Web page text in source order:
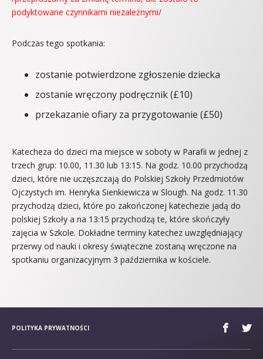
podyktowane czynnikami niezależnymi/
Podczas tego spotkania:
zostanie potwierdzone zgłoszenie dziecka
zostanie wręczony podręcznik (£10)
przekazanie ofiary za przygotowanie (£50)
Katecheza do dzieci ma miejsce w soboty w Parafii w jednej z
trzech grup: 10.00, 11.30 lub 13:15. Na godz. 10.00 przychodzą
dzieci, które nie uczęszczają do Polskiej Szkoły Przedmiotów
Ojczystych im. Henryka Sienkiewicza w Slough. Na godz. 11.30
przychodzą dzieci, które po zakończonej katechezie jadą do
polskiej Szkoły a na 13:15 przychodzą te, które skończyły
zajęcia w Szkole. Dokładne terminy katechez uwzględniający
przerwy od nauki i okresy świąteczne zostaną wręczone na
spotkaniu organizacyjnym 3 października w kościele.
POLITYKA PRYWATNOŚCI